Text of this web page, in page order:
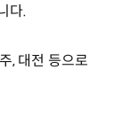
다.
, 대전 등으로